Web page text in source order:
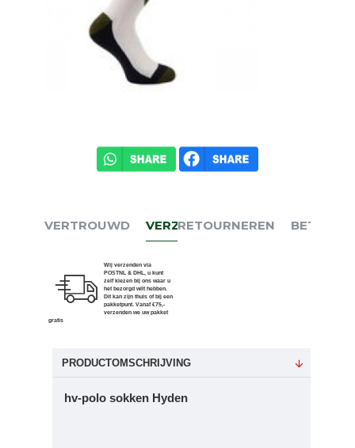
VERTROUWD VERZENDEN
Wij verzenden via
POSTNL & DHL, u kunt
zelf kiezen bij ons waar u
het bezorgd wilt hebben.
Dit kan zijn thuis of bij een
pakketpunt. Vanaf €75,-
verzenden we uw pakket
gratis
RETOURNEREN BETALEN
PRODUCTOMSCHRIJVING
hv-polo sokken Hyden